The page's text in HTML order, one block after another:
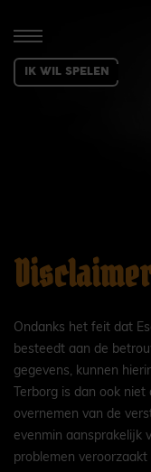
IK WIL SPELEN
Ondanks het feit dat
besteedt aan de
gegevens, kunnen
Terborg is dan ook
overnemen van de
evenmin aansprakelijk
problemen